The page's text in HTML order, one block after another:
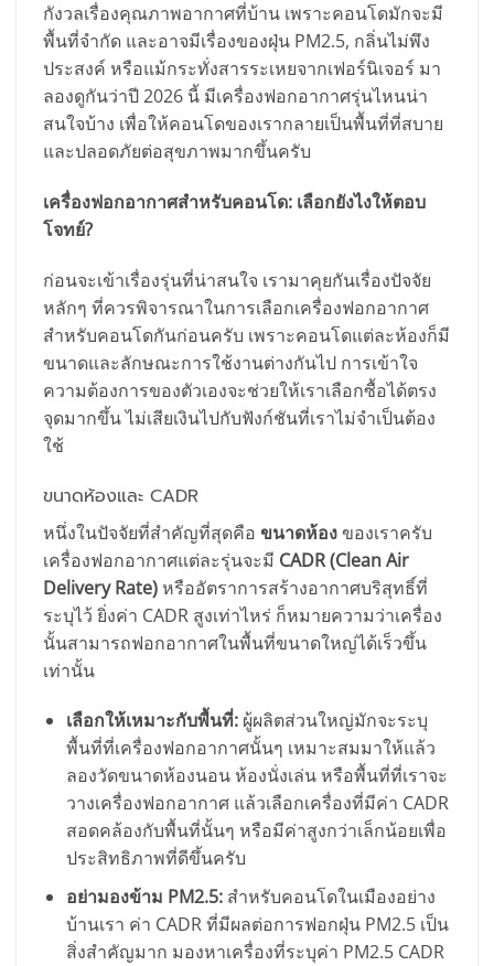
กังวลเรื่องคุณภาพอากาศที่บ้าน เพราะคอนโดมักจะมี
พื้นที่จำกัด และอาจมีเรื่องของฝุ่น PM2.5, กลิ่นไม่พึง
ประสงค์ หรือแม้กระทั่งสารระเหยจากเฟอร์นิเจอร์ มา
ลองดูกันว่าปี 2026 นี้ มีเครื่องฟอกอากาศรุ่นไหนน่า
สนใจบ้าง เพื่อให้คอนโดของเรากลายเป็นพื้นที่ที่สบาย
และปลอดภัยต่อสุขภาพมากขึ้นครับ
เครื่องฟอกอากาศสำหรับคอนโด: เลือกยังไงให้ตอบ
โจทย์?
ก่อนจะเข้าเรื่องรุ่นที่น่าสนใจ เรามาคุยกันเรื่องปัจจัย
หลักๆ ที่ควรพิจารณาในการเลือกเครื่องฟอกอากาศ
สำหรับคอนโดกันก่อนครับ เพราะคอนโดแต่ละห้องก็มี
ขนาดและลักษณะการใช้งานต่างกันไป การเข้าใจ
ความต้องการของตัวเองจะช่วยให้เราเลือกซื้อได้ตรง
จุดมากขึ้น ไม่เสียเงินไปกับฟังก์ชันที่เราไม่จำเป็นต้อง
ใช้
ขนาดห้องและ CADR
หนึ่งในปัจจัยที่สำคัญที่สุดคือ ขนาดห้องของเราครับ
เครื่องฟอกอากาศแต่ละรุ่นจะมี CADR (Clean Air
Delivery Rate)หรืออัตราการสร้างอากาศบริสุทธิ์ที่
ระบุไว้ ยิ่งค่า CADR สูงเท่าไหร่ ก็หมายความว่าเครื่อง
นั้นสามารถฟอกอากาศในพื้นที่ขนาดใหญ่ได้เร็วขึ้น
เท่านั้น
เลือกให้เหมาะกับพื้นที่:ผู้ผลิตส่วนใหญ่มักจะระบุ
พื้นที่ที่เครื่องฟอกอากาศนั้นๆ เหมาะสมมาให้แล้ว
ลองวัดขนาดห้องนอน ห้องนั่งเล่น หรือพื้นที่ที่เราจะ
วางเครื่องฟอกอากาศ แล้วเลือกเครื่องที่มีค่า CADR
สอดคล้องกับพื้นที่นั้นๆ หรือมีค่าสูงกว่าเล็กน้อยเพื่อ
ประสิทธิภาพที่ดีขึ้นครับ
อย่ามองข้าม PM2.5:สำหรับคอนโดในเมืองอย่าง
บ้านเรา ค่า CADR ที่มีผลต่อการฟอกฝุ่น PM2.5 เป็น
สิ่งสำคัญมาก มองหาเครื่องที่ระบุค่า PM2.5 CADR